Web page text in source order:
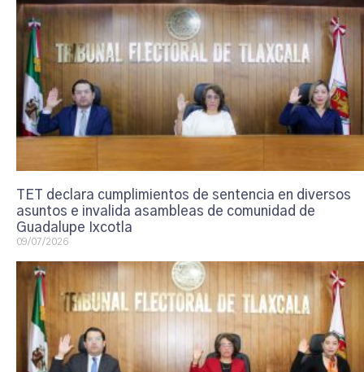
TET declara cumplimientos de sentencia en diversos
asuntos e invalida asambleas de comunidad de
Guadalupe Ixcotla
09/07/2026